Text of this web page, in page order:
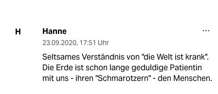
H Hanne
23.09.2020, 17:51 Uhr
Seltsames Verständnis von "die Welt ist krank".
Die Erde ist schon lange geduldige Patientin
mit uns - ihren "Schmarotzern" - den Menschen.